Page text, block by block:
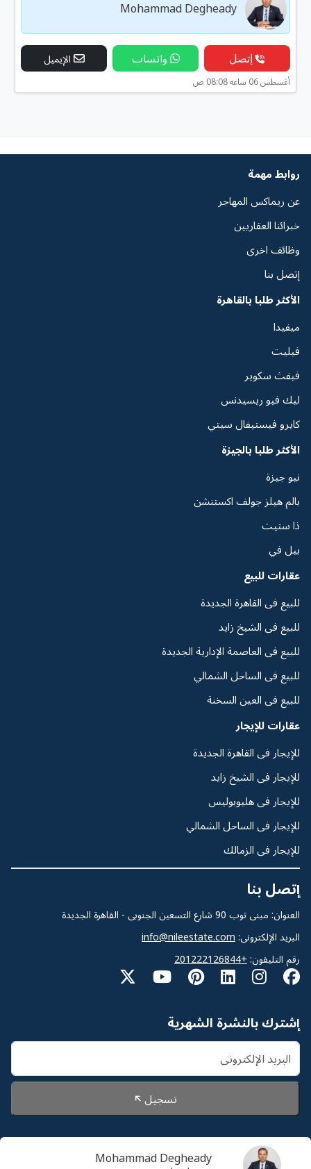
Mohammad Degheady
Mohammad Degheady
إتصل واتساب الإيميل
أغسطس 06 ساعه 08:08 ص
روابط مهمة
عن ريماكس المهاجر
خبرائنا العقاريين
وظائف اخرى
إتصل بنا
الأكثر طلبا بالقاهرة
ميفيدا
فيليت
فيفث سكوير
ليك فيو ريسيدنس
كايرو فيستيفال سيتي
الأكثر طلبا بالجيزة
نيو جيزة
بالم هيلز جولف اكستنشن
ذا ستيت
بيل في
عقارات للبيع
للبيع فى القاهرة الجديدة
للبيع فى الشيخ زايد
للبيع فى العاصمة الإدارية الجديدة
للبيع فى الساحل الشمالي
للبيع فى العين السخنة
عقارات للإيجار
للإيجار فى القاهرة الجديدة
للإيجار فى الشيخ زايد
للإيجار فى هليوبوليس
للإيجار فى الساحل الشمالي
للإيجار فى الزمالك
إتصل بنا
العنوان: مبنى توب 90 شارع التسعين الجنوبى - القاهرة الجديدة
البريد الإلكترونى: info@nileestate.com
رقم التليفون: +201222126844
إشترك بالنشرة الشهرية
تسجيل
© 2026 Nileestate. جميع الحقوق محفوظة لشركة نايل